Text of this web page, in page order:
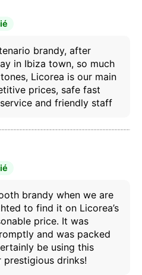
brandy, after
in Ibiza town, so much
Licorea is our main
prices, safe fast
and friendly staff
brandy when we are
to find it on Licorea’s
price. It was
and was packed
be using this
drinks!
des cookies
sur votre
Les informations
incluent des données
qui peuvent inclure
(par exemple, l'adresse
et l'historique de
ces informations à
pour accéder à votre